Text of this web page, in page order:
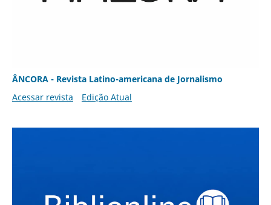
ÂNCORA - Revista Latino-americana de Jornalismo
Acessar revista
Edição Atual